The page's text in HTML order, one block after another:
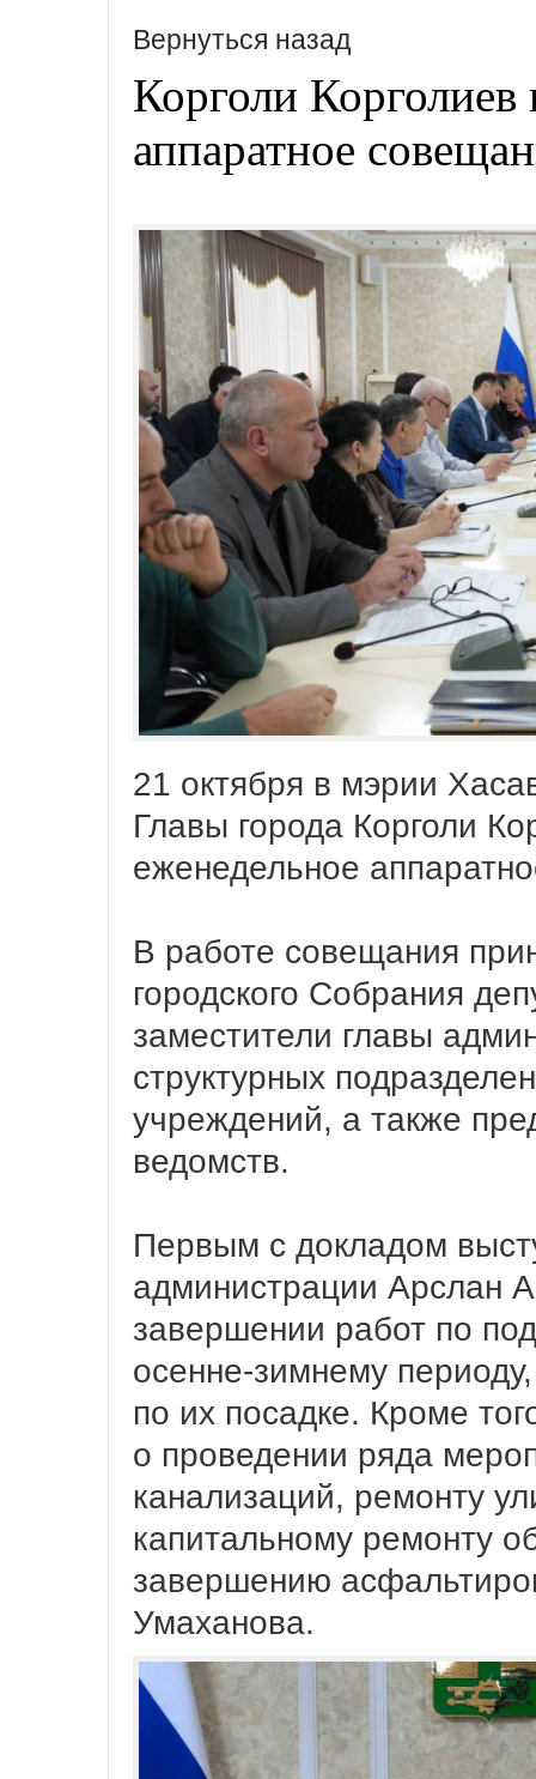
Вернуться назад
Корголи Корголиев
аппаратное
21 октября в мэрии
Главы города Корголи
еженедельное
В работе совещания
городского Собрания
заместители главы
структурных
учреждений, а также
ведомств.
Первым с докладом
администрации Арслан
завершении работ по
осенне-зимнему
по их посадке. Кроме
о проведении ряда
канализаций, ремонту
капитальному ремонту
завершению
Умаханова.